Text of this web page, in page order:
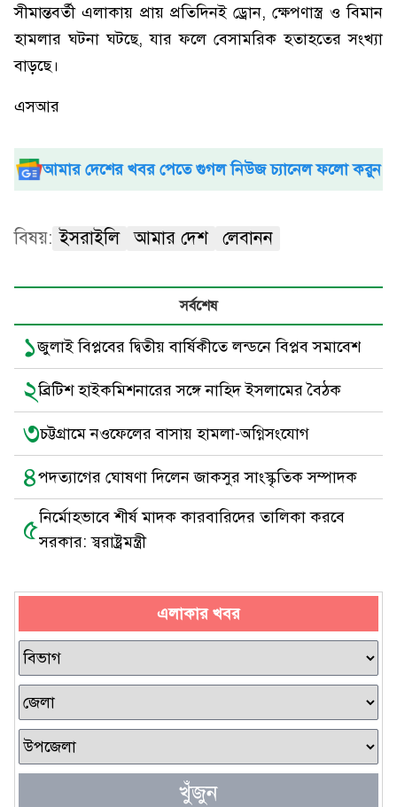
সীমান্তবর্তী এলাকায় প্রায় প্রতিদিনই ড্রোন, ক্ষেপণাস্ত্র ও বিমান
হামলার ঘটনা ঘটছে, যার ফলে বেসামরিক হতাহতের সংখ্যা
বাড়ছে।
এসআর
আমার দেশের খবর পেতে গুগল নিউজ চ্যানেল ফলো করুন
বিষয়: ইসরাইলি আমার দেশ লেবানন
সর্বশেষ
১জুলাই বিপ্লবের দ্বিতীয় বার্ষিকীতে লন্ডনে বিপ্লব সমাবেশ
২ব্রিটিশ হাইকমিশনারের সঙ্গে নাহিদ ইসলামের বৈঠক
৩চট্টগ্রামে নওফেলের বাসায় হামলা-অগ্নিসংযোগ
৪পদত্যাগের ঘোষণা দিলেন জাকসুর সাংস্কৃতিক সম্পাদক
৫নির্মোহভাবে শীর্ষ মাদক কারবারিদের তালিকা করবে
সরকার: স্বরাষ্ট্রমন্ত্রী
এলাকার খবর
খুঁজুন